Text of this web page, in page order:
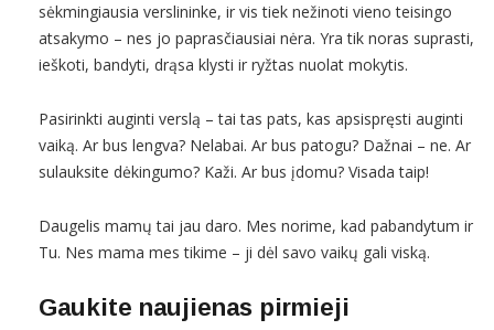
sėkmingiausia verslininke, ir vis tiek nežinoti vieno teisingo
atsakymo – nes jo paprasčiausiai nėra. Yra tik noras suprasti,
ieškoti, bandyti, drąsa klysti ir ryžtas nuolat mokytis.
Pasirinkti auginti verslą – tai tas pats, kas apsispręsti auginti
vaiką. Ar bus lengva? Nelabai. Ar bus patogu? Dažnai – ne. Ar
sulauksite dėkingumo? Kaži. Ar bus įdomu? Visada taip!
Daugelis mamų tai jau daro. Mes norime, kad pabandytum ir
Tu. Nes mama mes tikime – ji dėl savo vaikų gali viską.
Gaukite naujienas pirmieji